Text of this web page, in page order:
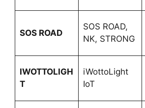
SOS ROAD
SOS ROAD,
NK, STRONG
IWOTTOLIGH
T
iWottoLight
IoT